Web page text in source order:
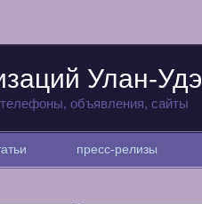
Улан-Удэ
объявления, сайты
пресс-релизы